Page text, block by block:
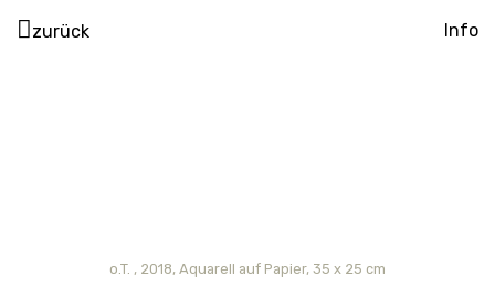
zurück Info
o.T. , 2018, Aquarell auf Papier, 35 x 25 cm